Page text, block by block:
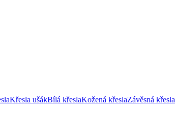
Křesla ušákBílá křeslaKožená křeslaZávěsná křesla